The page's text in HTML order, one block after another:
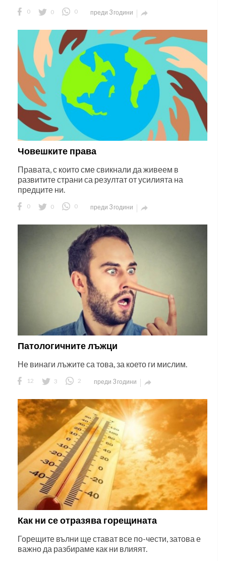
0 0 0 преди 3 години 
Човешките права
Правата, с които сме свикнали да живеем в
развитите страни са резултат от усилията на
предците ни.
0 0 0 преди 3 години 
Патологичните лъжци
Не винаги лъжите са това, за което ги мислим.
12 3 2 преди 3 години 
Как ни се отразява горещината
Горещите вълни ще стават все по-чести, затова е
важно да разбираме как ни влияят.